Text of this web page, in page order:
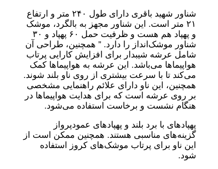
شناور شهید باقری دارای طول ۲۴۰ متر و ارتفاع
۲۱ متر است. این شناور مجهز به بالگرد، موشک
و پهپاد هم هست و ظرفیت حمل ۶۰ پهپاد و ۳۰
شناور موشک‌انداز را دارد. ” همچنین، طراحی آن
شامل عرشه شیبدار برای افزایش کارایی پرتاب
هواپیماها می‌باشد. این عرشه به هواپیماها کمک
می‌کند تا با سرعت بیشتری از روی ناو بلند شوند.
همچنین، این ناو دارای علائم راهنمایی مشخصی
بر روی عرشه است که برای هدایت هواپیماها در
هنگام نشست و برخاست استفاده می‌شود.
پهپادهای با برد بلند و پهپادهای عمودپرواز
گزینه‌های مناسبی هستند. همچنین ممکن است از
این ناو برای پرتاب موشک‌های کروز استفاده
شود.